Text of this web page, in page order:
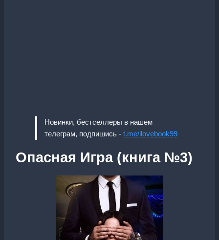
Новинки, бестселлеры в нашем
телеграм, подпишись - t.me/ilovebook99
Опасная Игра (книга №3)